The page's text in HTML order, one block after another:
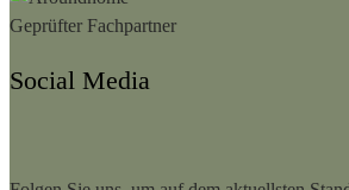
Social Media